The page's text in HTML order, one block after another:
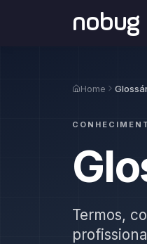
nobug
Home
Termos,